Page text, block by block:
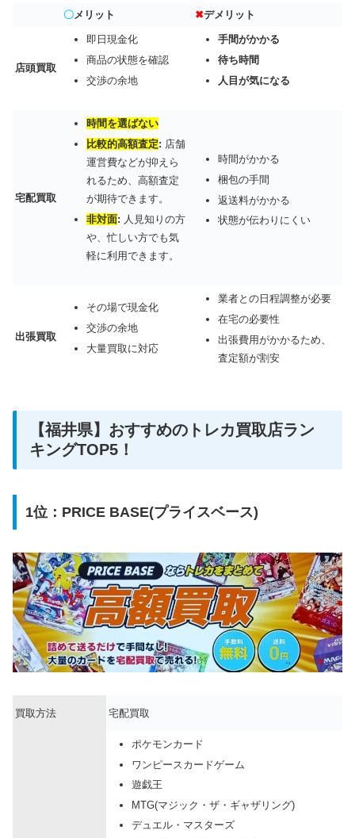
〇 メリット ✖デメリット
店頭買取
即日現金化
商品の状態を確認
交渉の余地
手間がかかる
待ち時間
人目が気になる
宅配買取
時間を選ばない
比較的高額査定: 店舗
運営費などが抑えら
れるため、高額査定
が期待できます。
非対面: 人見知りの方
や、忙しい方でも気
軽に利用できます。
時間がかかる
梱包の手間
返送料がかかる
状態が伝わりにくい
出張買取
その場で現金化
交渉の余地
大量買取に対応
業者との日程調整が必要
在宅の必要性
出張費用がかかるため、
査定額が割安
【福井県】おすすめのトレカ買取店ラン
キングTOP5！
1位：PRICE BASE(プライスベース)
買取方法 宅配買取
ポケモンカード
ワンピースカードゲーム
遊戯王
MTG(マジック・ザ・ギャザリング)
デュエル・マスターズ